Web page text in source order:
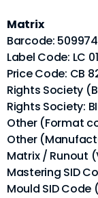
Matrix
Barcode:
Label Code: LC
Price Code: CB
Rights Society
Rights Society:
Other (Format
Other
Matrix / Runout
Mastering SID
Mould SID Code